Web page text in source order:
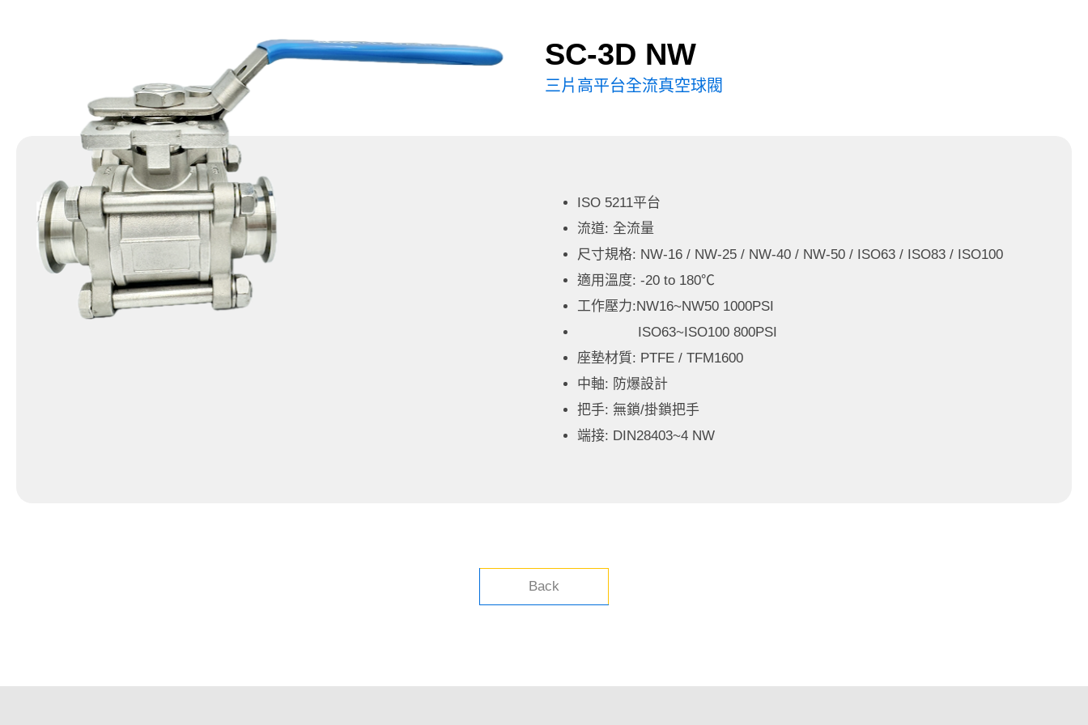
SC-3D NW
三片高平台全流真空球閥
ISO 5211平台
流道: 全流量
尺寸規格: NW-16 / NW-25 / NW-40 / NW-50 / ISO63 / ISO83 / ISO100
適用溫度: -20 to 180℃
工作壓力:NW16~NW50 1000PSI
ISO63~ISO100 800PSI
座墊材質: PTFE / TFM1600
中軸: 防爆設計
把手: 無鎖/掛鎖把手
端接: DIN28403~4 NW
Back